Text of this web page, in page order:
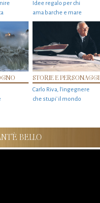
Idee regalo per chi
ama barche e mare
STORIE E PERSONAGGI
Carlo Riva, l’ingegnere
che stupi' il mondo
BELLO